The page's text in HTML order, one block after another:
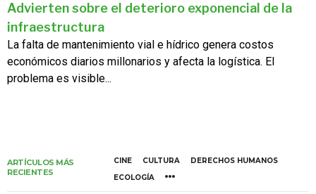
Advierten sobre el deterioro exponencial de la
infraestructura
La falta de mantenimiento vial e hídrico genera costos
económicos diarios millonarios y afecta la logística. El
problema es visible...
ARTÍCULOS MÁS
RECIENTES
CINE CULTURA
DERECHOS HUMANOS
ECOLOGÍA